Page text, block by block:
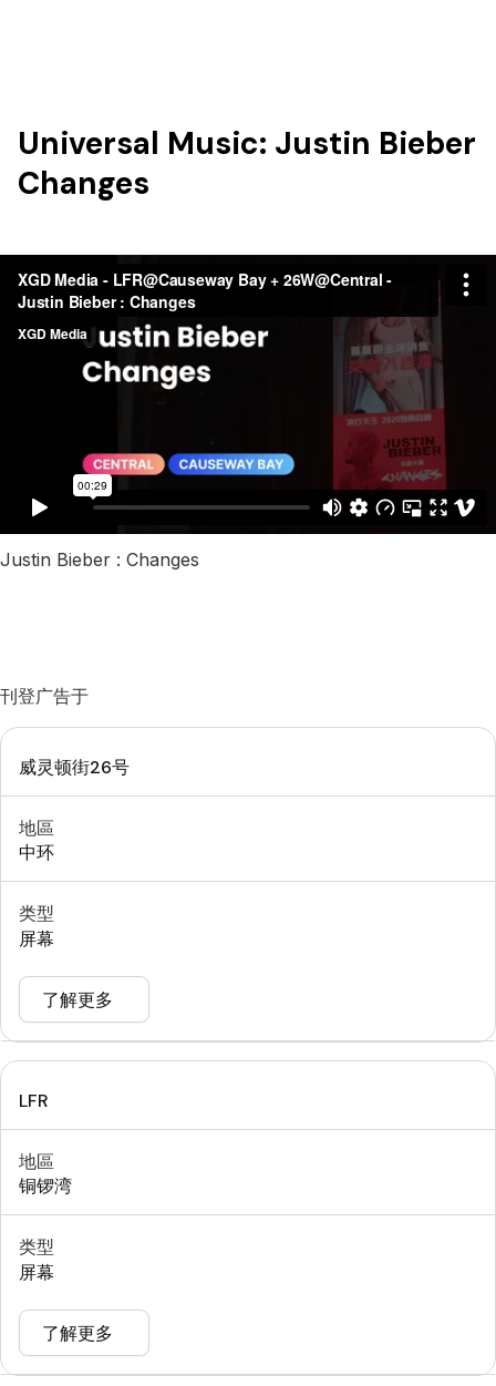
Universal Music: Justin Bieber
Changes
Justin Bieber : Changes
刊登广告于
威灵顿街26号
地區
中环
类型
屏幕
了解更多
LFR
地區
铜锣湾
类型
屏幕
了解更多